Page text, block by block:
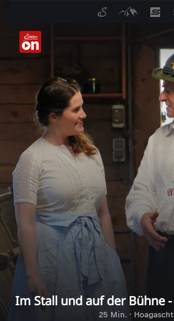
Mein Leben -
Im Stall und auf der Bühne
25 Min. · Hoagascht